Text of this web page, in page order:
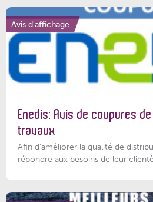
Avis d'affichage
Enedis: Avis de coupures
travaux
Afin d’améliorer la qualité de
répondre aux besoins de leur